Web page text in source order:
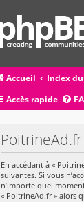
Accueil
Index
Accès rapide
En accédant à «
suivantes. Si vous
n’importe quel
« PoitrineAd.fr » alors